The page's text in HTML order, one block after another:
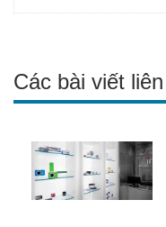
Các bài viết